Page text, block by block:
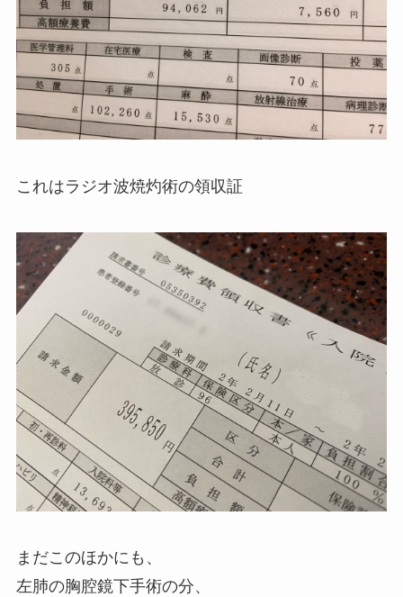
これはラジオ波焼灼術の領収証
まだこのほかにも、
左肺の胸腔鏡下手術の分、